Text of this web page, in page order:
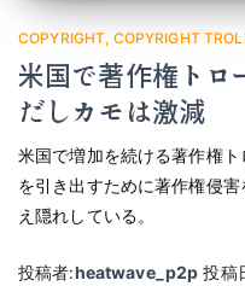
COPYRIGHT COPYRIGHT
米国で著作権トロ
だしカモは激減
米国で増加を続ける著作権
を引き出すために著作権侵
え隠れしている。
投稿者:heatwave_p2p 投稿